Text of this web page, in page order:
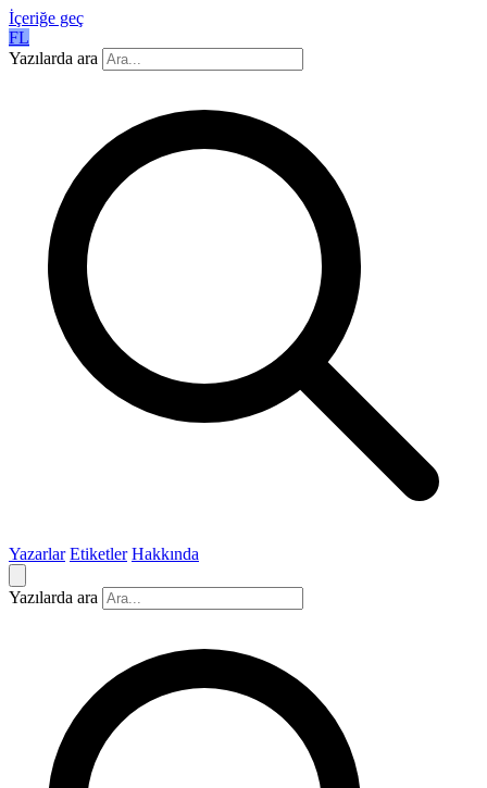
İçeriğe geç
FL
Yazılarda ara
Yazarlar Etiketler Hakkında
Yazılarda ara